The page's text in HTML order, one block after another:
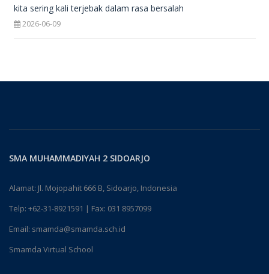
kita sering kali terjebak dalam rasa bersalah
2026-06-09
SMA MUHAMMADIYAH 2 SIDOARJO
Alamat: Jl. Mojopahit 666 B, Sidoarjo, Indonesia
Telp: +62-31-8921591 | Fax: 031 8957099
Email: smamda@smamda.sch.id
Smamda Virtual School